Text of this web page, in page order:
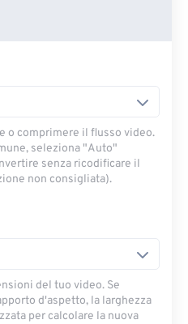
o comprimere il flusso video.
seleziona "Auto"
senza ricodificare il
non consigliata).
del tuo video. Se
d'aspetto, la larghezza
per calcolare la nuova